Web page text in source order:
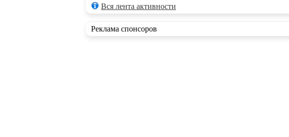
Вся лента активности
Реклама спонсоров